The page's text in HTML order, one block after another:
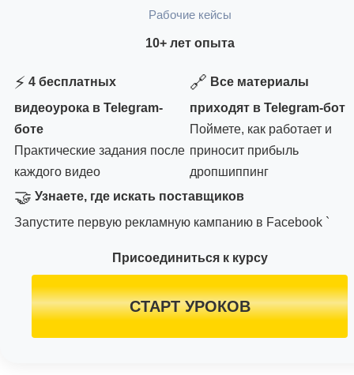
Рабочие кейсы
10+ лет опыта
⚡ 4 бесплатных
видеоурока в Telegram-
боте
Практические задания после
каждого видео
🔗 Все материалы
приходят в Telegram-бот
Поймете, как работает и
приносит прибыль
дропшиппинг
🤝 Узнаете, где искать поставщиков
Запустите первую рекламную кампанию в Facebook `
Присоединиться к курсу
СТАРТ УРОКОВ